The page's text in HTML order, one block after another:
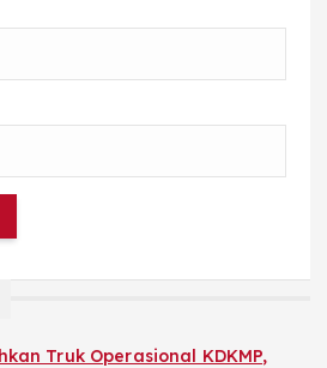
Truk Operasional KDKMP,